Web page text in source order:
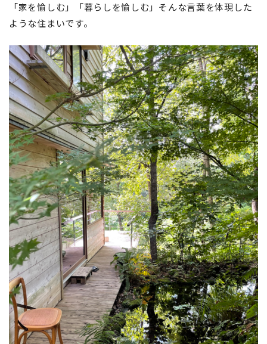
「家を愉しむ」「暮らしを愉しむ」そんな言葉を体現した
ような住まいです。